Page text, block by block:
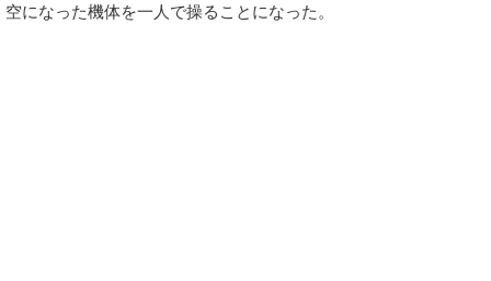
空になった機体を一人で操ることになった。